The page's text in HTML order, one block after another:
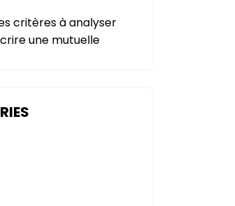
critères à analyser
une mutuelle